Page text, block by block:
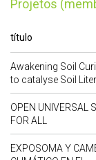
Projetos
título
Awakening Soil
to catalyse Soil
OPEN UNIVERSAL
FOR ALL
EXPOSOMA Y